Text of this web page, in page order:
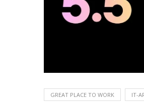
GREAT PLACE TO WORK IT-